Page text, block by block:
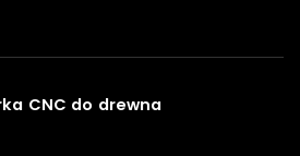
CNC do drewna